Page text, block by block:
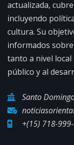
actualizada,
incluyendo
cultura. Su
informados
tanto a nivel
público y al
Santo
+(15) 718-